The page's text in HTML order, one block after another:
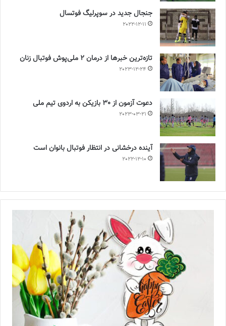
جنجال جدید در سوپرلیگ فوتسال
2022-12-11
تازه‌ترین خبرها از درمان ۲ ملی‌پوش فوتبال زنان
2023-12-24
دعوت آزمون از 30 بازیکن به اردوی تیم ملی
2023-03-21
آینده درخشانی در انتظار فوتبال بانوان است
2022-12-10